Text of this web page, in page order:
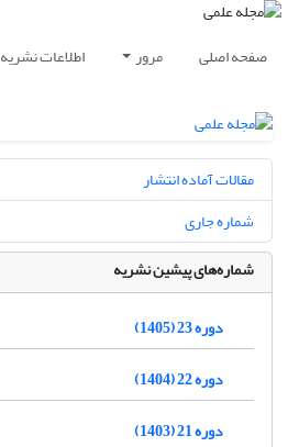
صفحه اصلی مرور اطلاعات نشریه
مقالات آماده انتشار
شماره جاری
شماره‌های پیشین نشریه
دوره 23 (1405)
دوره 22 (1404)
دوره 21 (1403)